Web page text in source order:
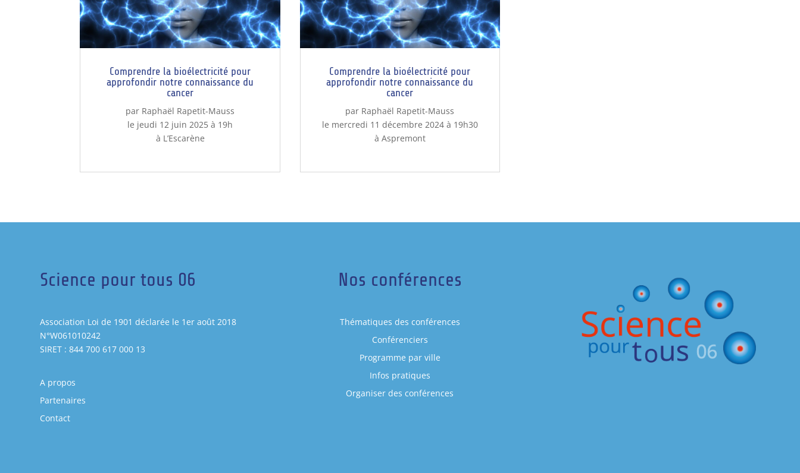
Comprendre la bioélectricité pour
approfondir notre connaissance du
cancer
par Raphaël Rapetit-Mauss
le jeudi 12 juin 2025 à 19h
à L’Escarène
Comprendre la bioélectricité pour
approfondir notre connaissance du
cancer
par Raphaël Rapetit-Mauss
le mercredi 11 décembre 2024 à 19h30
à Aspremont
Science pour tous 06
Association Loi de 1901 déclarée le 1er août 2018
N°W061010242
SIRET : 844 700 617 000 13
A propos
Partenaires
Contact
Nos conférences
Thématiques des conférences
Conférenciers
Programme par ville
Infos pratiques
Organiser des conférences